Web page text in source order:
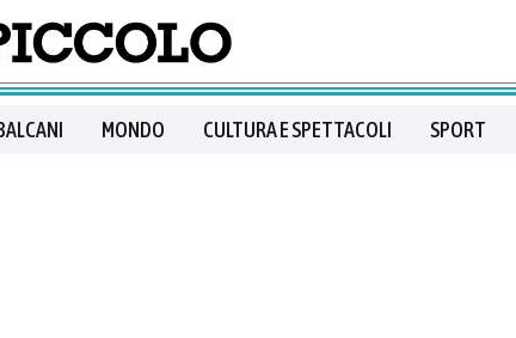
MONDO CULTURA E SPETTACOLI SPORT